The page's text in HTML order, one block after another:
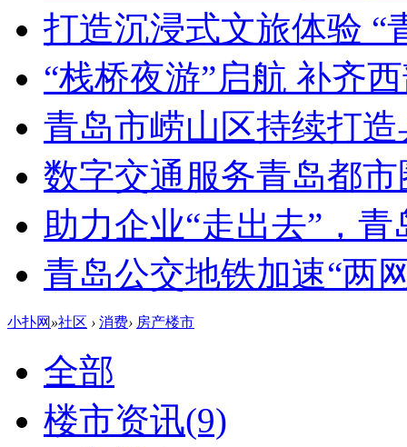
打造沉浸式文旅体验 “
“栈桥夜游”启航 补齐
青岛市崂山区持续打
数字交通服务青岛都
助力企业“走出去”，
青岛公交地铁加速“两
小扑网 »社区 › 消费› 房产楼市
全部
楼市资讯(9)